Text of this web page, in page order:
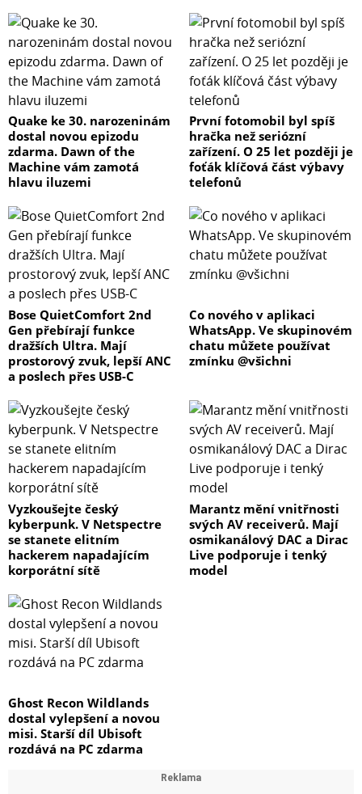
Quake ke 30. narozeninám
dostal novou epizodu
zdarma. Dawn of the
Machine vám zamotá
hlavu iluzemi
První fotomobil byl spíš
hračka než seriózní
zařízení. O 25 let později je
foťák klíčová část výbavy
telefonů
Bose QuietComfort 2nd
Gen přebírají funkce
dražších Ultra. Mají
prostorový zvuk, lepší ANC
a poslech přes USB-C
Co nového v aplikaci
WhatsApp. Ve skupinovém
chatu můžete používat
zmínku @všichni
Vyzkoušejte český
kyberpunk. V Netspectre
se stanete elitním
hackerem napadajícím
korporátní sítě
Marantz mění vnitřnosti
svých AV receiverů. Mají
osmikanálový DAC a Dirac
Live podporuje i tenký
model
Ghost Recon Wildlands
dostal vylepšení a novou
misi. Starší díl Ubisoft
rozdává na PC zdarma